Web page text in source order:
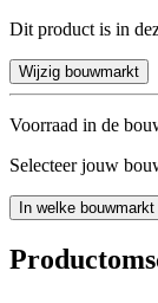
Dit product is in
Wijzig bouwmarkt
Voorraad in de
Selecteer jouw
In welke